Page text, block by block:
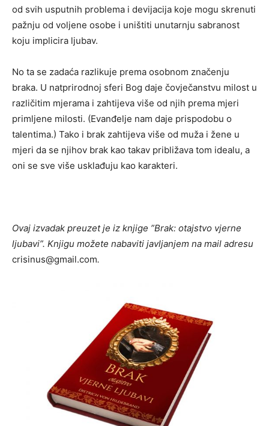
od svih usputnih problema i devijacija koje mogu skrenuti
pažnju od voljene osobe i uništiti unutarnju sabranost
koju implicira ljubav.
No ta se zadaća razlikuje prema osobnom značenju
braka. U natprirodnoj sferi Bog daje čovječanstvu milost u
različitim mjerama i zahtijeva više od njih prema mjeri
primljene milosti. (Evanđelje nam daje prispodobu o
talentima.) Tako i brak zahtijeva više od muža i žene u
mjeri da se njihov brak kao takav približava tom idealu, a
oni se sve više usklađuju kao karakteri.
Ovaj izvadak preuzet je iz knjige ”Brak: otajstvo vjerne
ljubavi”. Knjigu možete nabaviti javljanjem na mail adresu
crisinus@gmail.com.